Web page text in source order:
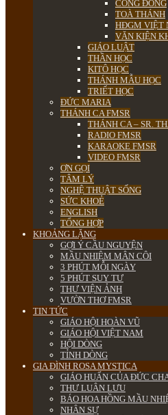
CÔNG ĐỒNG
TOÀ THÁNH
HĐGM VIỆT
VĂN KIỆN
GIÁO LUẬT
THẦN HỌC
KITÔ HỌC
THÁNH MẪU HỌC
TRIẾT HỌC
ĐỨC MARIA
THÁNH CA FMSR
THÁNH CA – SR.
RADIO FMSR
KARAOKE FMSR
VIDEO FMSR
ƠN GỌI
TÂM LÝ
NGHỆ THUẬT SỐNG
SỨC KHOẺ
ENGLISH
TỔNG HỢP
KHOẢNG LẶNG
GỢI Ý CẦU NGUYỆN
MẦU NHIỆM MÂN CÔI
3 PHÚT MỖI NGÀY
5 PHÚT SUY TƯ
THƯ VIỆN ẢNH
VƯỜN THƠ FMSR
TIN TỨC
GIÁO HỘI HOÀN VŨ
GIÁO HỘI VIỆT NAM
HỘI DÒNG
TỈNH DÒNG
GIA ĐÌNH ROSA MYSTICA
GIÁO HUẤN CỦA ĐỨC
THƯ LUÂN LƯU
BÁO HOA HỒNG MẦU
NHÂN SỰ